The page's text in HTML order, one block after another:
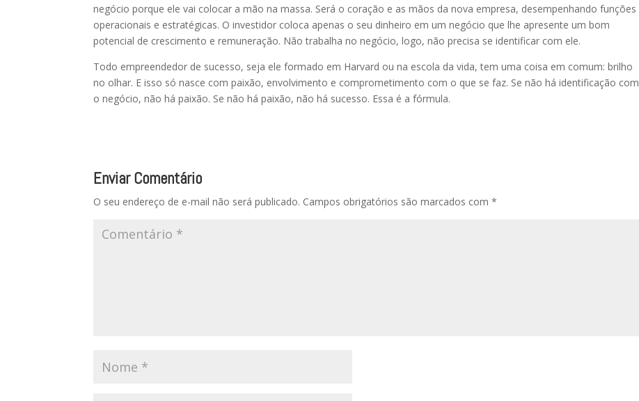
negócio porque ele vai colocar a mão na massa. Será o coração e as mãos da nova empresa, desempenhando funções
operacionais e estratégicas. O investidor coloca apenas o seu dinheiro em um negócio que lhe apresente um bom
potencial de crescimento e remuneração. Não trabalha no negócio, logo, não precisa se identificar com ele.
Todo empreendedor de sucesso, seja ele formado em Harvard ou na escola da vida, tem uma coisa em comum: brilho
no olhar. E isso só nasce com paixão, envolvimento e comprometimento com o que se faz. Se não há identificação com
o negócio, não há paixão. Se não há paixão, não há sucesso. Essa é a fórmula.
Enviar Comentário
O seu endereço de e-mail não será publicado. Campos obrigatórios são marcados com*